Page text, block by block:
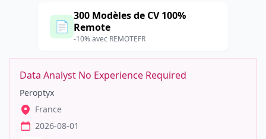
📄
300 Modèles de CV 100%
Remote
-10% avec REMOTEFR
Data Analyst No Experience Required
Peroptyx
France
2026-08-01